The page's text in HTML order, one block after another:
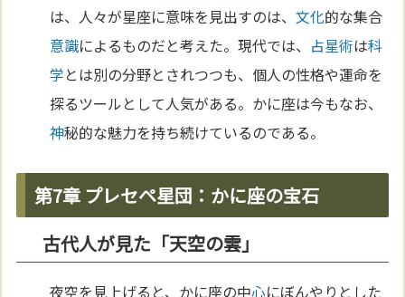
は、人々が星座に意味を見出すのは、文化的な集合
意識によるものだと考えた。現代では、 占星術は科
学とは別の分野とされつつも、個人の性格や運命を
探るツールとして人気がある。かに座は今もなお、
神秘的な魅力を持ち続けているのである。
第7章 プレセペ星団：かに座の宝石
古代人が見た「天空の雲」
夜空を見上げると、かに座の中心にぼんやりとした